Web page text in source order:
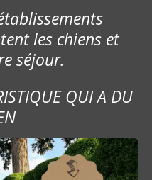
les chiens et
séjour.
QUI A DU